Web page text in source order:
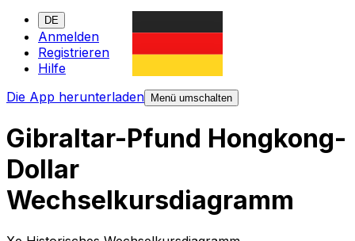
DE
Anmelden
Registrieren
Hilfe
Die App herunterladen
Menü umschalten
Gibraltar-Pfund Hongkong-
Dollar
Wechselkursdiagramm